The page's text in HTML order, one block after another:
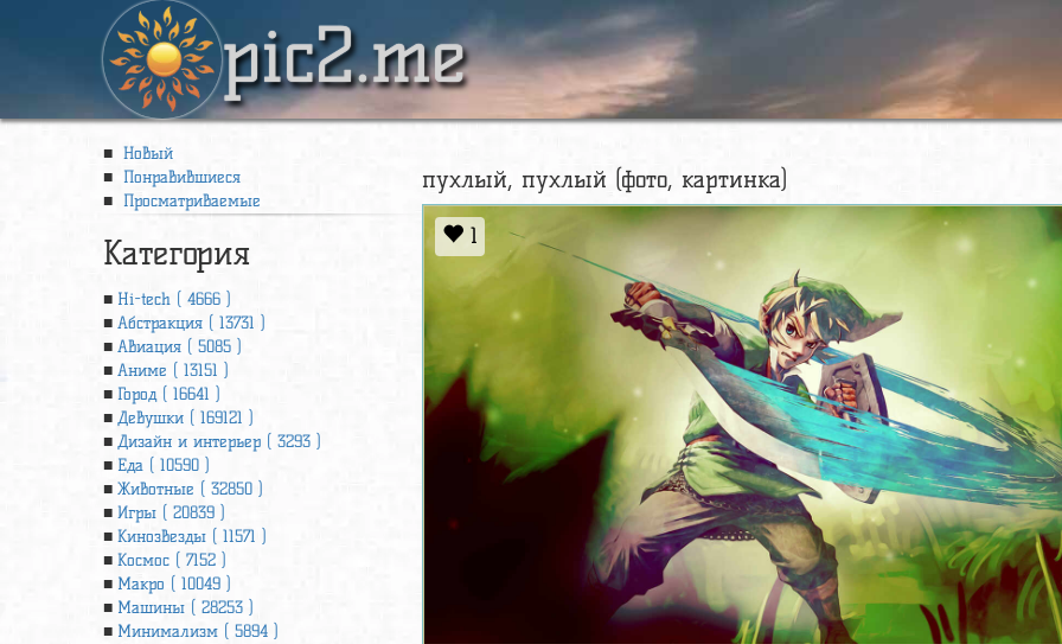
pic2.me
Новый
Понравившиеся
Просматриваемые
Категория
Hi-tech ( 4666 )
Абстракция ( 13731 )
Авиация ( 5085 )
Аниме ( 13151 )
Город ( 16641 )
Девушки ( 169121 )
Дизайн и интерьер ( 3293 )
Еда ( 10590 )
Животные ( 32850 )
Игры ( 20839 )
Кинозвезды ( 11571 )
Космос ( 7152 )
Макро ( 10049 )
Машины ( 28253 )
Минимализм ( 5894 )
пухлый, пухлый (фото, картинка)
1